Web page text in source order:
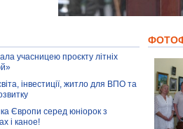
тварин
бізнес-
області
учасницею проєкту літніх
інвестиції, житло для ВПО та
Європи серед юніорок з
і каное!